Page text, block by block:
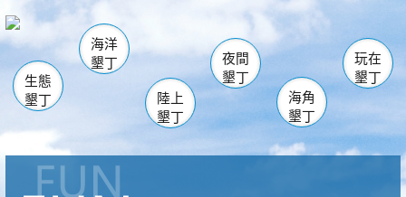
南仁湖
海生館
恆春 佳樂水
龍鑾潭自然中心 森林遊樂區
瓊麻館
關山 墾管處遊客中心
社頂公園 風吹沙
船帆石
白砂 龍磐公園
香蕉灣
砂島
鵝鑾鼻
生態
墾丁
海洋
墾丁
陸上
墾丁
夜間
墾丁
海角
墾丁
玩在
墾丁